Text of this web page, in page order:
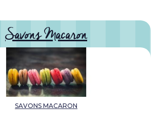
Savons Macaron
SAVONS MACARON